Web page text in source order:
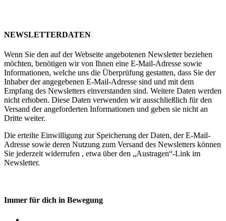
NEWSLETTERDATEN
Wenn Sie den auf der Webseite angebotenen Newsletter beziehen
möchten, benötigen wir von Ihnen eine E-Mail-Adresse sowie
Informationen, welche uns die Überprüfung gestatten, dass Sie der
Inhaber der angegebenen E-Mail-Adresse sind und mit dem
Empfang des Newsletters einverstanden sind. Weitere Daten werden
nicht erhoben. Diese Daten verwenden wir ausschließlich für den
Versand der angeforderten Informationen und geben sie nicht an
Dritte weiter.
Die erteilte Einwilligung zur Speicherung der Daten, der E-Mail-
Adresse sowie deren Nutzung zum Versand des Newsletters können
Sie jederzeit widerrufen , etwa über den „Austragen“-Link im
Newsletter.
Immer für dich in Bewegung